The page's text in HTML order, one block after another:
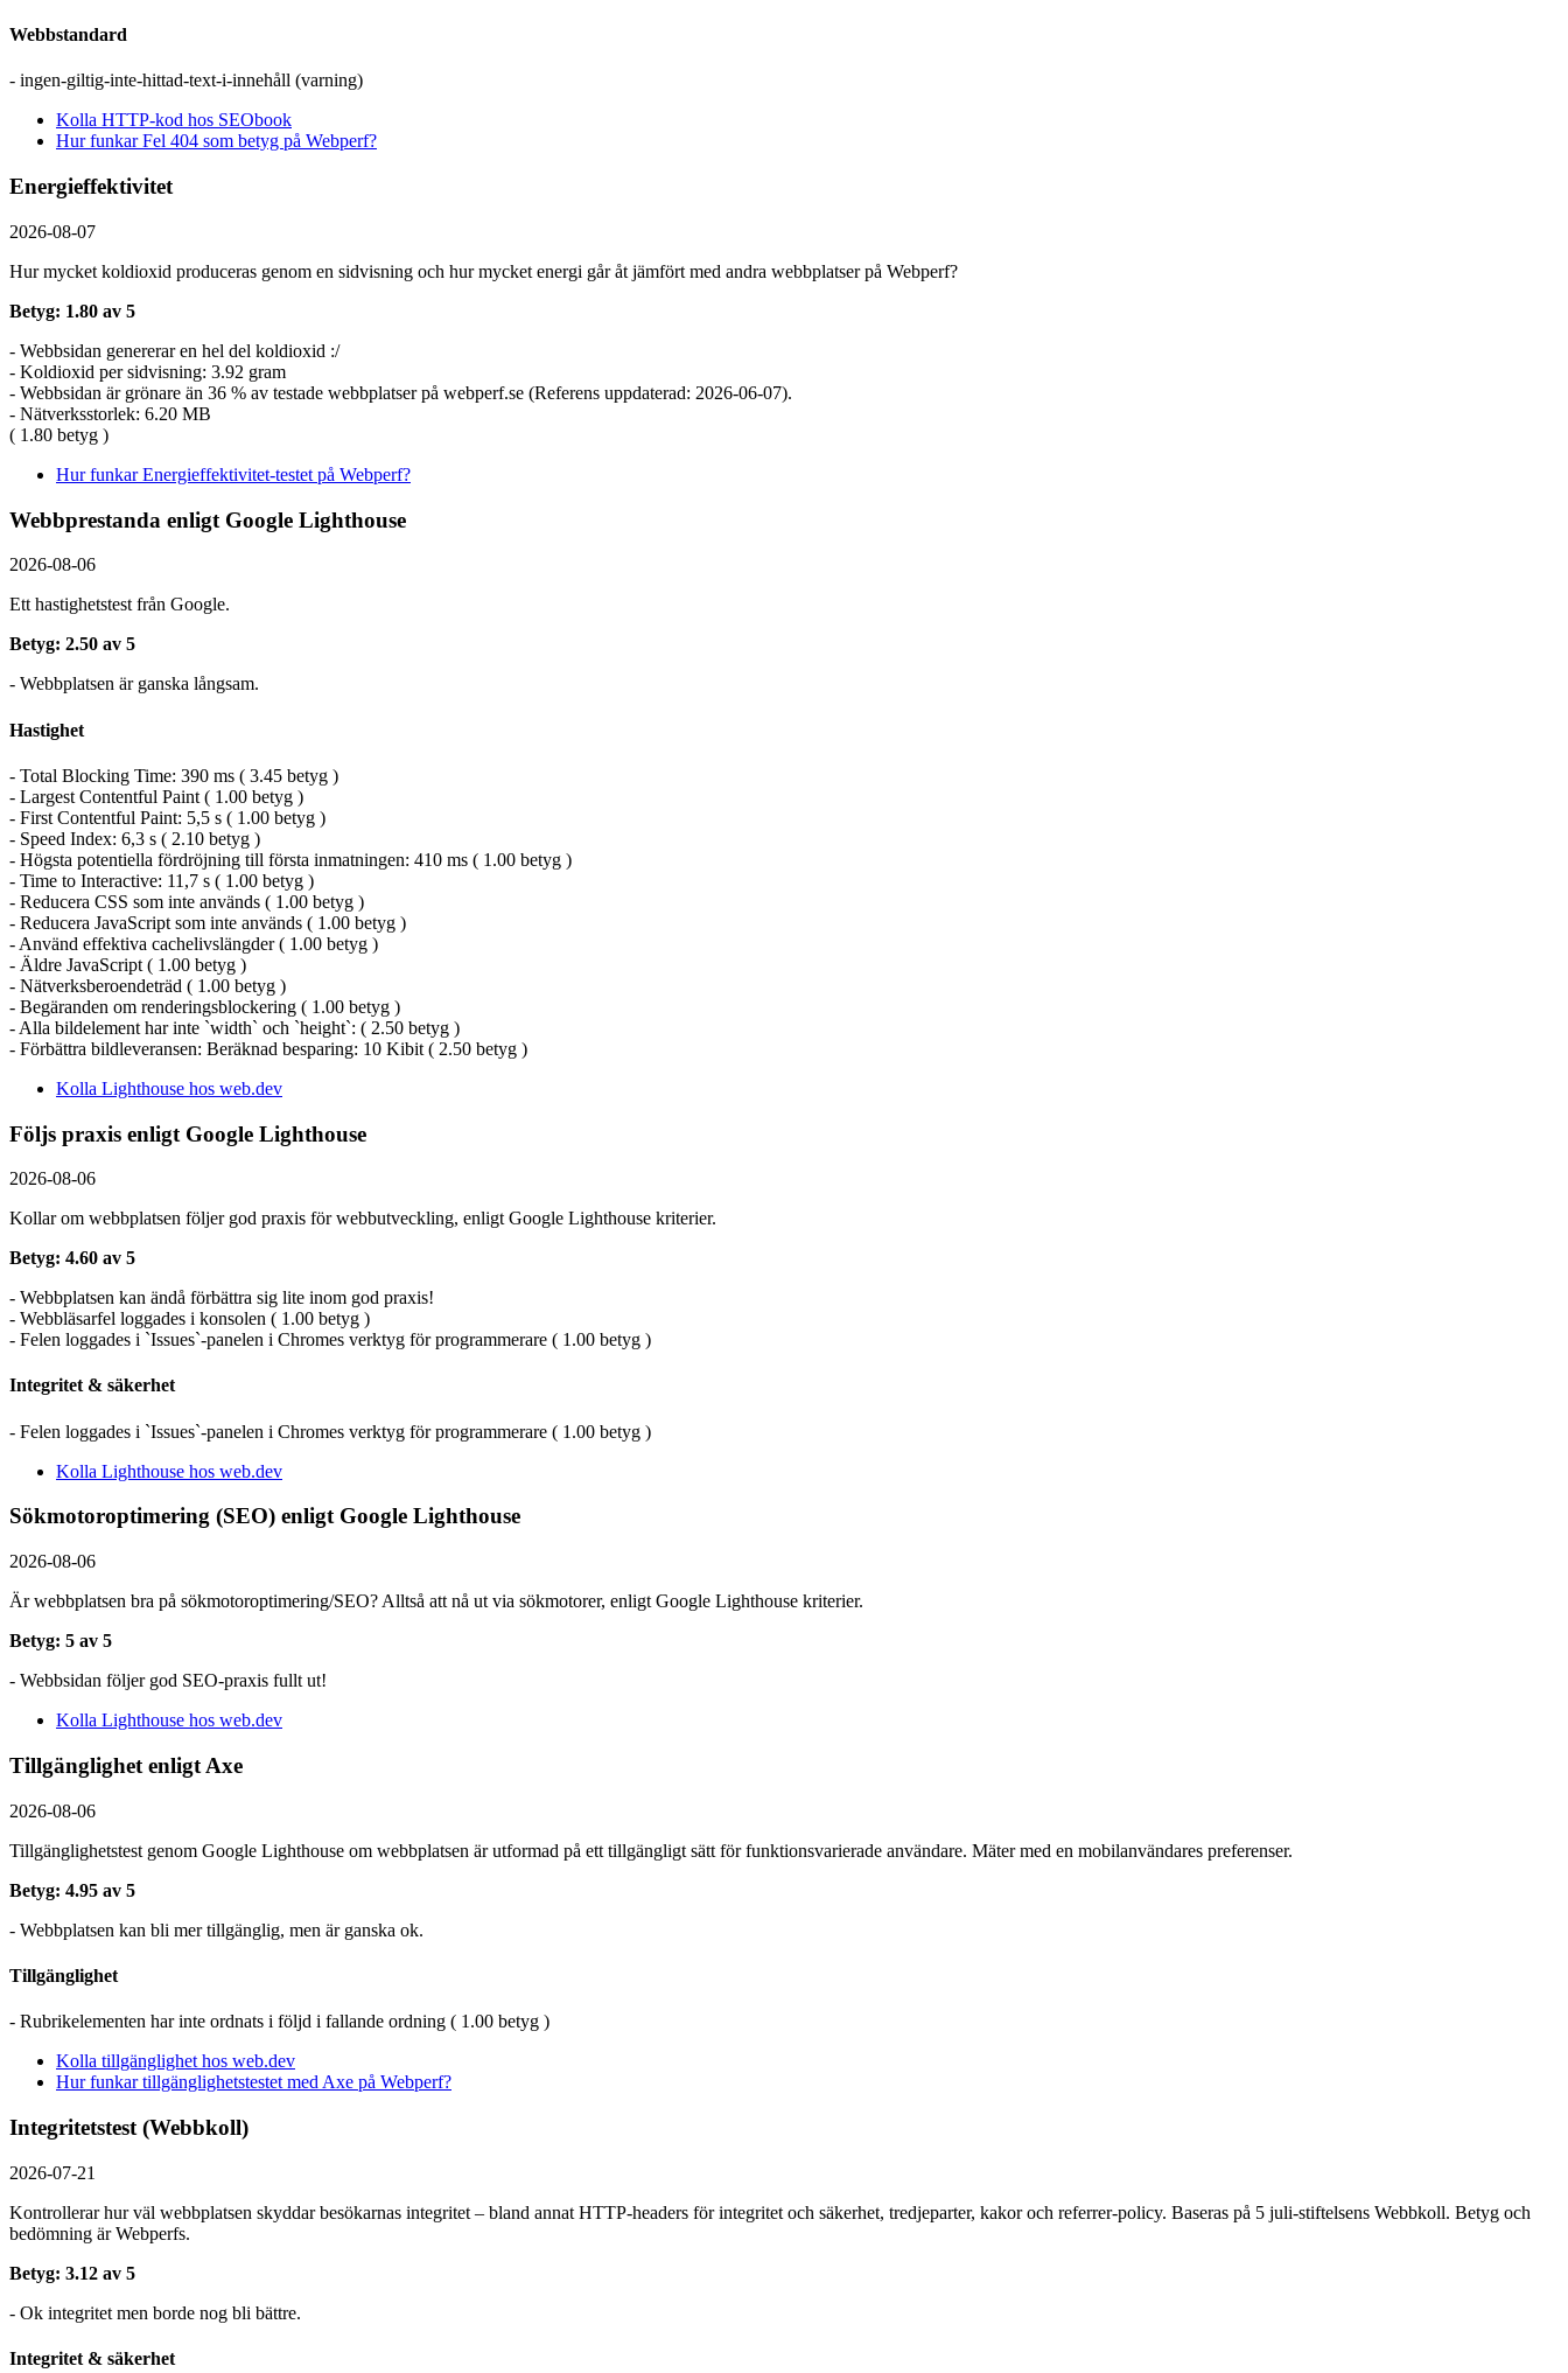
Webbstandard
- ingen-giltig-inte-hittad-text-i-innehåll (varning)
Kolla HTTP-kod hos SEObook
Hur funkar Fel 404 som betyg på Webperf?
Energieffektivitet
2026-08-07
Hur mycket koldioxid produceras genom en sidvisning och hur mycket energi går åt jämfört med andra webbplatser på Webperf?
Betyg: 1.80 av 5
- Webbsidan genererar en hel del koldioxid :/
- Koldioxid per sidvisning: 3.92 gram
- Webbsidan är grönare än 36 % av testade webbplatser på webperf.se (Referens uppdaterad: 2026-06-07).
- Nätverksstorlek: 6.20 MB
( 1.80 betyg )
Hur funkar Energieffektivitet-testet på Webperf?
Webbprestanda enligt Google Lighthouse
2026-08-06
Ett hastighetstest från Google.
Betyg: 2.50 av 5
- Webbplatsen är ganska långsam.
Hastighet
- Total Blocking Time: 390 ms ( 3.45 betyg )
- Largest Contentful Paint ( 1.00 betyg )
- First Contentful Paint: 5,5 s ( 1.00 betyg )
- Speed Index: 6,3 s ( 2.10 betyg )
- Högsta potentiella fördröjning till första inmatningen: 410 ms ( 1.00 betyg )
- Time to Interactive: 11,7 s ( 1.00 betyg )
- Reducera CSS som inte används ( 1.00 betyg )
- Reducera JavaScript som inte används ( 1.00 betyg )
- Använd effektiva cachelivslängder ( 1.00 betyg )
- Äldre JavaScript ( 1.00 betyg )
- Nätverksberoendeträd ( 1.00 betyg )
- Begäranden om renderingsblockering ( 1.00 betyg )
- Alla bildelement har inte `width` och `height`: ( 2.50 betyg )
- Förbättra bildleveransen: Beräknad besparing: 10 Kibit ( 2.50 betyg )
Kolla Lighthouse hos web.dev
Följs praxis enligt Google Lighthouse
2026-08-06
Kollar om webbplatsen följer god praxis för webbutveckling, enligt Google Lighthouse kriterier.
Betyg: 4.60 av 5
- Webbplatsen kan ändå förbättra sig lite inom god praxis!
- Webbläsarfel loggades i konsolen ( 1.00 betyg )
- Felen loggades i `Issues`-panelen i Chromes verktyg för programmerare ( 1.00 betyg )
Integritet & säkerhet
- Felen loggades i `Issues`-panelen i Chromes verktyg för programmerare ( 1.00 betyg )
Kolla Lighthouse hos web.dev
Sökmotoroptimering (SEO) enligt Google Lighthouse
2026-08-06
Är webbplatsen bra på sökmotoroptimering/SEO? Alltså att nå ut via sökmotorer, enligt Google Lighthouse kriterier.
Betyg: 5 av 5
- Webbsidan följer god SEO-praxis fullt ut!
Kolla Lighthouse hos web.dev
Tillgänglighet enligt Axe
2026-08-06
Tillgänglighetstest genom Google Lighthouse om webbplatsen är utformad på ett tillgängligt sätt för funktionsvarierade användare. Mäter med en mobil­användares preferenser.
Betyg: 4.95 av 5
- Webbplatsen kan bli mer tillgänglig, men är ganska ok.
Tillgänglighet
- Rubrikelementen har inte ordnats i följd i fallande ordning ( 1.00 betyg )
Kolla tillgänglighet hos web.dev
Hur funkar tillgänglighetstestet med Axe på Webperf?
Integritetstest (Webbkoll)
2026-07-21
Kontrollerar hur väl webbplatsen skyddar besökarnas integritet – bland annat HTTP-headers för integritet och säkerhet, tredjeparter, kakor och referrer-policy. Baseras på 5 juli-stiftelsens Webbkoll. Betyg och
bedömning är Webperfs.
Betyg: 3.12 av 5
- Ok integritet men borde nog bli bättre.
Integritet & säkerhet